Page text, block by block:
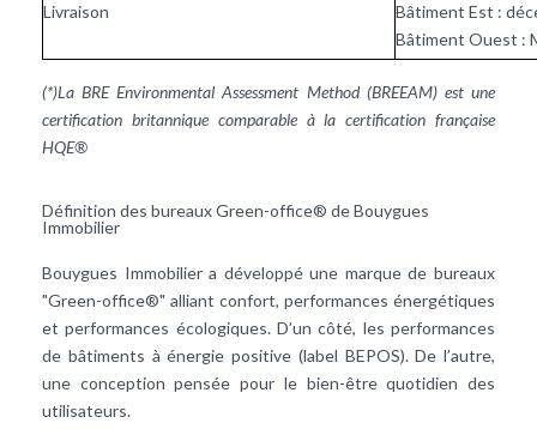
Livraison
Bâtiment Est :
Bâtiment Ouest :
(*)La BRE Environmental Assessment Method (BREEAM) est une
certification britannique comparable à la certification française
HQE®
Définition des bureaux Green-office® de Bouygues
Immobilier
Bouygues Immobilier a développé une marque de bureaux
"Green-office®" alliant confort, performances énergétiques
et performances écologiques. D’un côté, les performances
de bâtiments à énergie positive (label BEPOS). De l’autre,
une conception pensée pour le bien-être quotidien des
utilisateurs.